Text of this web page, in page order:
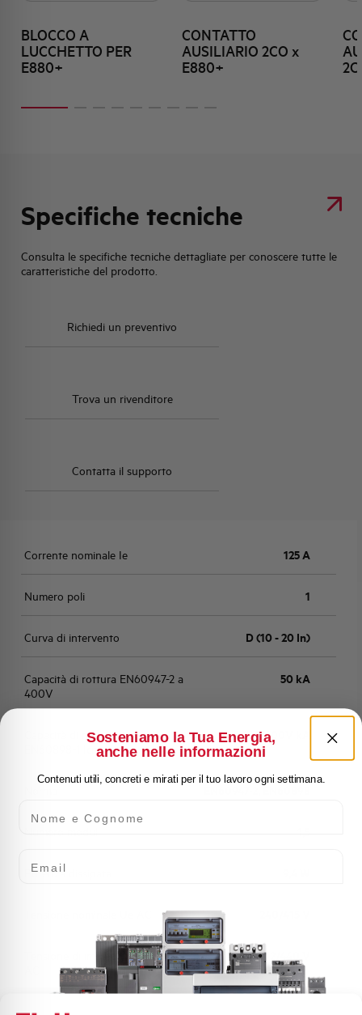
BLOCCO A
LUCCHETTO PER
E880+
CONTATTO
AUSILIARIO 2CO x
E880+
Specifiche tecniche
Consulta le specifiche tecniche dettagliate per conoscere tutte le
caratteristiche del prodotto.
Richiedi un preventivo
Trova un rivenditore
Contatta il supporto
Corrente nominale Ie 125 A
Numero poli 1
Curva di intervento D (10 - 20 In)
Capacità di rottura EN60947-2 a
400V
50 kA
Capacità di rottura secondo
EN60898-1 Icn
15 a 230/400V kA
Potenza dissipata
Tensione di impiego min-max
12/440 V
Frequenza
Sosteniamo la Tua Energia,
anche nelle informazioni
Contenuti utili, concreti e mirati per il tuo lavoro ogni settimana.